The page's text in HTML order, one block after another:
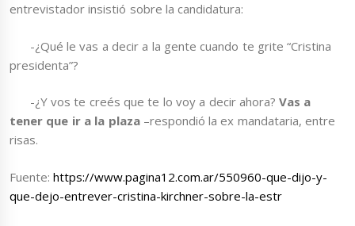
entrevistador insistió sobre la candidatura:
-¿Qué le vas a decir a la gente cuando te grite “Cristina
presidenta”?
-¿Y vos te creés que te lo voy a decir ahora?Vas a
tener que ir a la plaza–respondió la ex mandataria, entre
risas.
Fuente:https://www.pagina12.com.ar/550960-que-dijo-y-
que-dejo-entrever-cristina-kirchner-sobre-la-estr